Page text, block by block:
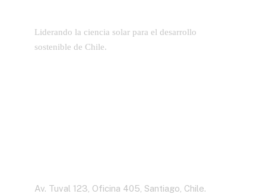
Liderando la ciencia solar para el desarrollo
sostenible de Chile.
Av. Tuval 123, Oficina 405, Santiago, Chile.